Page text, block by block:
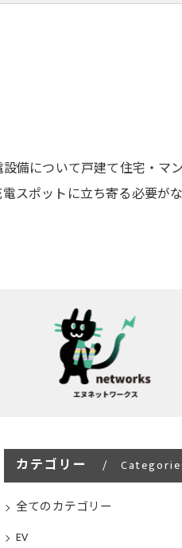
設備について戸建て住宅・
スポットに立ち寄る必要が
カテゴリー
全てのカテゴリー
EV